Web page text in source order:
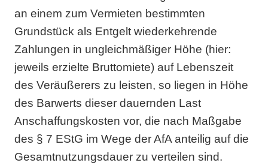
an einem zum Vermieten bestimmten
Grundstück als Entgelt wiederkehrende
Zahlungen in ungleichmäßiger Höhe (hier:
jeweils erzielte Bruttomiete) auf Lebenszeit
des Veräußerers zu leisten, so liegen in Höhe
des Barwerts dieser dauernden Last
Anschaffungskosten vor, die nach Maßgabe
des § 7 EStG im Wege der AfA anteilig auf die
Gesamtnutzungsdauer zu verteilen sind.